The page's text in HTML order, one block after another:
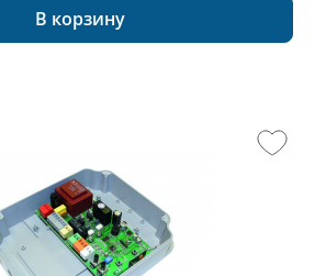
В корзину